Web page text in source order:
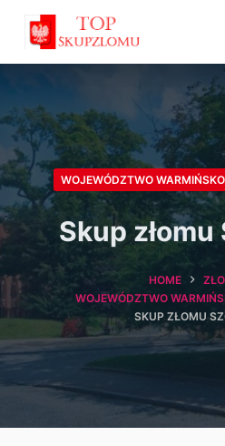
o
c
o
n
e
WOJEWÓDZTWO
Skup
HOME
WOJEWÓDZTWO
SKUP ZŁOMU